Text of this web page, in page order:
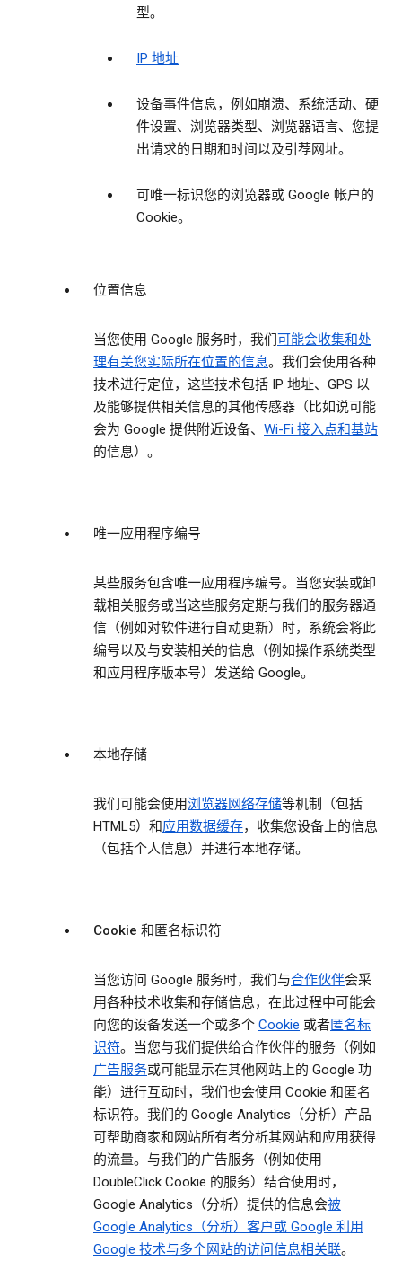
型。
IP 地址
设备事件信息，例如崩溃、系统活动、硬
件设置、浏览器类型、浏览器语言、您提
出请求的日期和时间以及引荐网址。
可唯一标识您的浏览器或 Google 帐户的
Cookie。
位置信息
当您使用 Google 服务时，我们可能会收集和处
理有关您实际所在位置的信息。我们会使用各种
技术进行定位，这些技术包括 IP 地址、GPS 以
及能够提供相关信息的其他传感器（比如说可能
会为 Google 提供附近设备、 Wi-Fi 接入点和基站
的信息）。
唯一应用程序编号
某些服务包含唯一应用程序编号。当您安装或卸
载相关服务或当这些服务定期与我们的服务器通
信（例如对软件进行自动更新）时，系统会将此
编号以及与安装相关的信息（例如操作系统类型
和应用程序版本号）发送给 Google。
本地存储
我们可能会使用浏览器网络存储等机制（包括
HTML5）和应用数据缓存，收集您设备上的信息
（包括个人信息）并进行本地存储。
Cookie 和匿名标识符
当您访问 Google 服务时，我们与合作伙伴会采
用各种技术收集和存储信息，在此过程中可能会
向您的设备发送一个或多个 Cookie 或者匿名标
识符。当您与我们提供给合作伙伴的服务（例如
广告服务或可能显示在其他网站上的 Google 功
能）进行互动时，我们也会使用 Cookie 和匿名
标识符。我们的 Google Analytics（分析）产品
可帮助商家和网站所有者分析其网站和应用获得
的流量。与我们的广告服务（例如使用
DoubleClick Cookie 的服务）结合使用时，
Google Analytics（分析）提供的信息会被
Google Analytics（分析）客户或 Google 利用
Google 技术与多个网站的访问信息相关联。